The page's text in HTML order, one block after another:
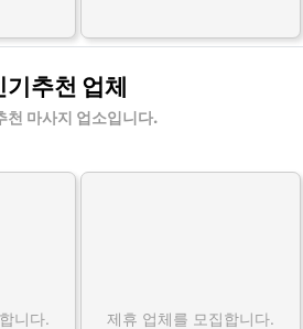
기추천 업체
천 마사지 업소입니다.
니다. 제휴 업체를 모집합니다.